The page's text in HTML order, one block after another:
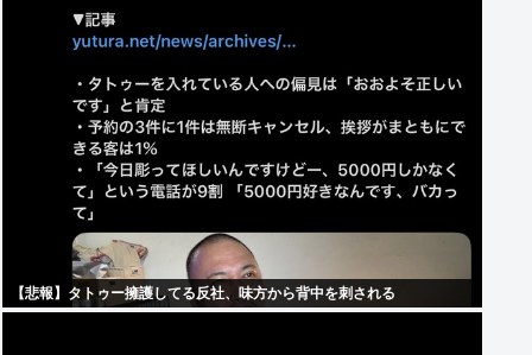
【悲報】タトゥー擁護してる反社、味方から背中を刺される